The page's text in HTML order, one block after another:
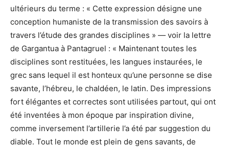
ultérieurs du terme : « Cette expression désigne une
conception humaniste de la transmission des savoirs à
travers l’étude des grandes disciplines » — voir la lettre
de Gargantua à Pantagruel : « Maintenant toutes les
disciplines sont restituées, les langues instaurées, le
grec sans lequel il est honteux qu’une personne se dise
savante, l’hébreu, le chaldéen, le latin. Des impressions
fort élégantes et correctes sont utilisées partout, qui ont
été inventées à mon époque par inspiration divine,
comme inversement l’artillerie l’a été par suggestion du
diable. Tout le monde est plein de gens savants, de